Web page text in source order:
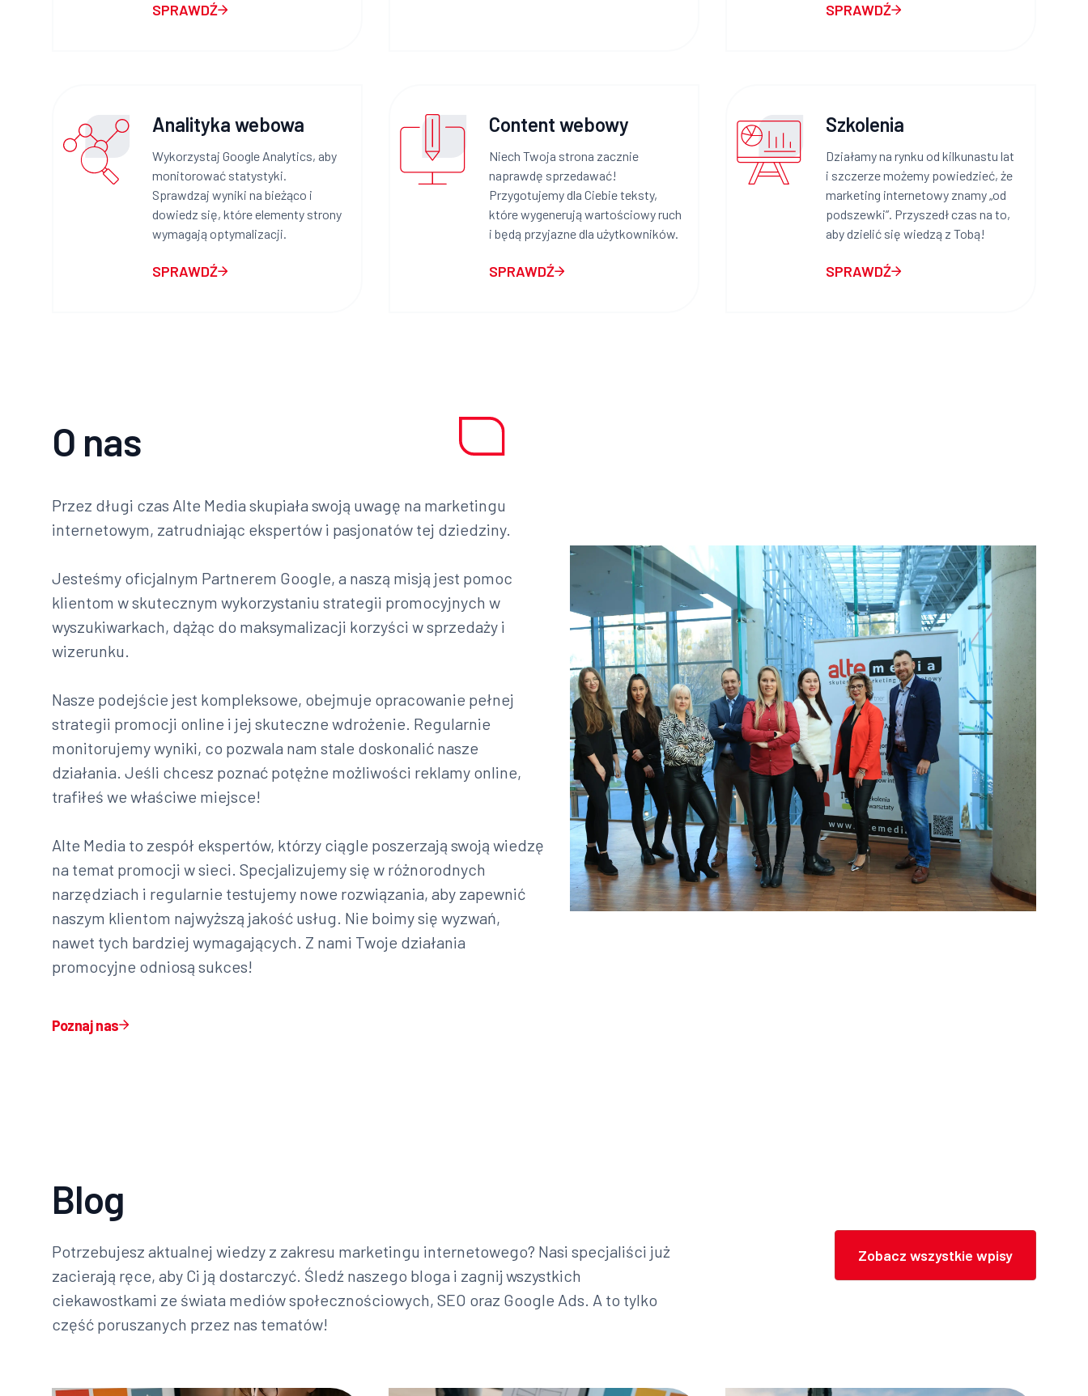
SPRAWDŹ SPRAWDŹ
Analityka webowa
Wykorzystaj Google Analytics, aby
monitorować statystyki.
Sprawdzaj wyniki na bieżąco i
dowiedz się, które elementy strony
wymagają optymalizacji.
SPRAWDŹ
Content webowy
Niech Twoja strona zacznie
naprawdę sprzedawać!
Przygotujemy dla Ciebie teksty,
które wygenerują wartościowy ruch
i będą przyjazne dla użytkowników.
SPRAWDŹ
Szkolenia
Działamy na rynku od kilkunastu lat
i szczerze możemy powiedzieć, że
marketing internetowy znamy „od
podszewki”. Przyszedł czas na to,
aby dzielić się wiedzą z Tobą!
SPRAWDŹ
O nas
Przez długi czas Alte Media skupiała swoją uwagę na marketingu
internetowym, zatrudniając ekspertów i pasjonatów tej dziedziny.
Jesteśmy oficjalnym Partnerem Google, a naszą misją jest pomoc
klientom w skutecznym wykorzystaniu strategii promocyjnych w
wyszukiwarkach, dążąc do maksymalizacji korzyści w sprzedaży i
wizerunku.
Nasze podejście jest kompleksowe, obejmuje opracowanie pełnej
strategii promocji online i jej skuteczne wdrożenie. Regularnie
monitorujemy wyniki, co pozwala nam stale doskonalić nasze
działania. Jeśli chcesz poznać potężne możliwości reklamy online,
trafiłeś we właściwe miejsce!
Alte Media to zespół ekspertów, którzy ciągle poszerzają swoją wiedzę
na temat promocji w sieci. Specjalizujemy się w różnorodnych
narzędziach i regularnie testujemy nowe rozwiązania, aby zapewnić
naszym klientom najwyższą jakość usług. Nie boimy się wyzwań,
nawet tych bardziej wymagających. Z nami Twoje działania
promocyjne odniosą sukces!
Poznaj nas
Blog
Potrzebujesz aktualnej wiedzy z zakresu marketingu internetowego? Nasi specjaliści już
zacierają ręce, aby Ci ją dostarczyć. Śledź naszego bloga i zagnij wszystkich
ciekawostkami ze świata mediów społecznościowych, SEO oraz Google Ads. A to tylko
część poruszanych przez nas tematów!
Zobacz wszystkie wpisy